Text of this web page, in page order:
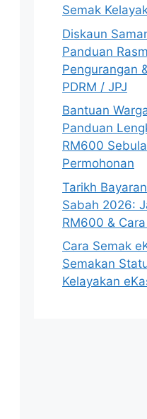
Semak
Diskaun
Panduan
Pengurangan
PDRM / JPJ
Bantuan
Panduan
RM600
Permohonan
Tarikh
Sabah 2026:
RM600 &
Cara Semak
Semakan
Kelayakan